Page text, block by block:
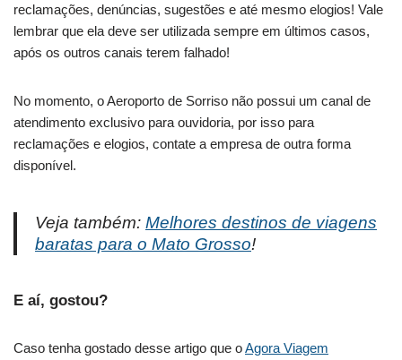
reclamações, denúncias, sugestões e até mesmo elogios! Vale
lembrar que ela deve ser utilizada sempre em últimos casos,
após os outros canais terem falhado!
No momento, o Aeroporto de Sorriso não possui um canal de
atendimento exclusivo para ouvidoria, por isso para
reclamações e elogios, contate a empresa de outra forma
disponível.
Veja também: Melhores destinos de viagens
baratas para o Mato Grosso!
E aí, gostou?
Caso tenha gostado desse artigo que oAgora Viagem